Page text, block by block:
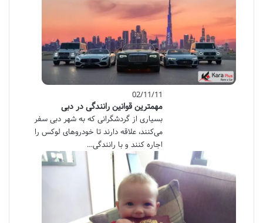
02/11/11
مهمترین قوانین رانندگی در دبی
بسیاری از گردشگرانی که به شهر دبی سفر
می‌کنند، علاقه دارند تا خودروهای لوکس را
اجاره کنند و با رانندگی…